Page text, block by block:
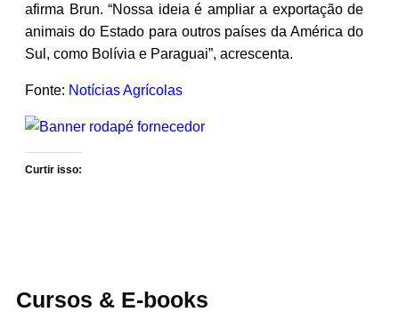
afirma Brun. “Nossa ideia é ampliar a exportação de
animais do Estado para outros países da América do
Sul, como Bolívia e Paraguai”, acrescenta.
Fonte: Notícias Agrícolas
Curtir isso:
Cursos & E-books